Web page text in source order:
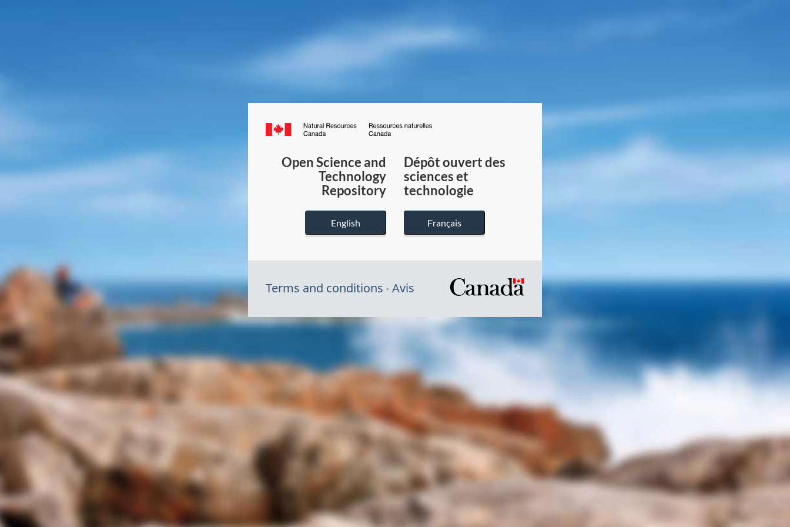
Canada.ca
du
Canada
Open Science and
Technology
Repository
English
Dépôt ouvert des
sciences et
technologie
Français
Terms and conditions Avis
/
gouvernement